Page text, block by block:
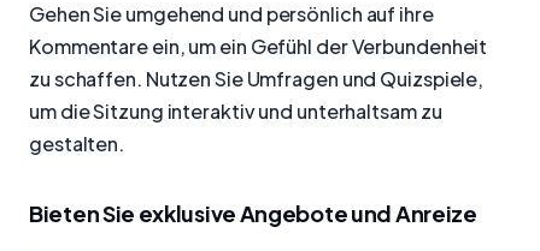
Gehen Sie umgehend und persönlich auf ihre
Kommentare ein, um ein Gefühl der Verbundenheit
zu schaffen. Nutzen Sie Umfragen und Quizspiele,
um die Sitzung interaktiv und unterhaltsam zu
gestalten.
Bieten Sie exklusive Angebote und Anreize